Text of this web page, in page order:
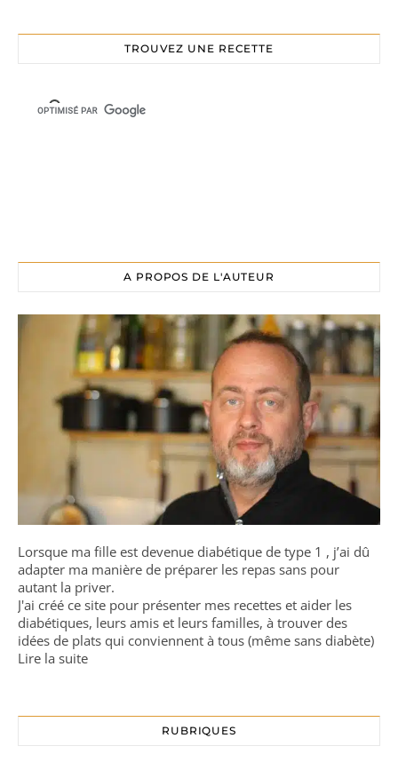
TROUVEZ UNE RECETTE
A PROPOS DE L'AUTEUR
Lorsque ma fille est devenue diabétique de type 1 , j’ai dû
adapter ma manière de préparer les repas sans pour
autant la priver.
J'ai créé ce site pour présenter mes recettes et aider les
diabétiques, leurs amis et leurs familles, à trouver des
idées de plats qui conviennent à tous (même sans diabète)
Lire la suite
RUBRIQUES